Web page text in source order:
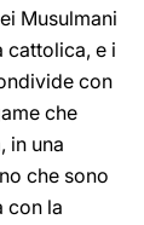
Musulmani
cattolica, e i
con
che
in una
che sono
con la